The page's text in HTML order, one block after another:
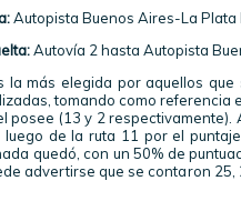
Autopista Buenos Aires-La Plata
Autovía 2 hasta Autopista
la más elegida por aquellos
tomando como referencia
posee (13 y 2
luego de la ruta 11 por el
quedó, con un 50% de
advertirse que se contaron